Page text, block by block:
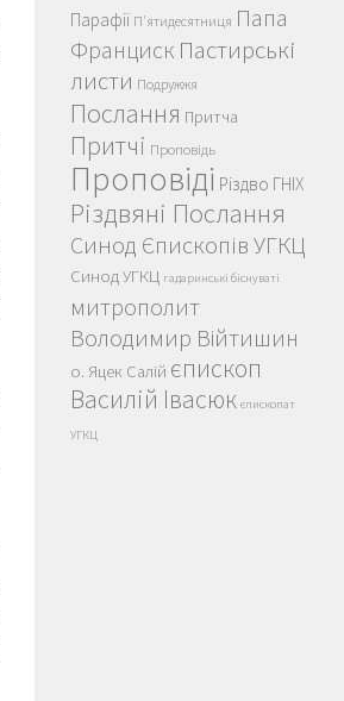
Парафії П'ятидесятниця Папа
Франциск Пастирські
листи Подружжя
Послання Притча
Притчі Проповідь
Проповіді Різдво ГНІХ
Різдвяні Послання
Синод Єпископів УГКЦ
Синод УГКЦ гадаринські біснуваті
митрополит
Володимир Війтишин
о. Яцек Салій єпископ
Василій Івасюк єпископат
УГКЦ